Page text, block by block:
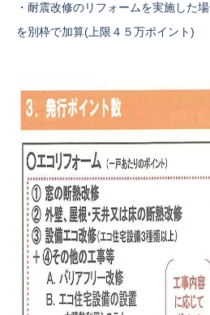
・耐震改修のリフォームを実施した
を別枠で加算(上限４５万ポイント)